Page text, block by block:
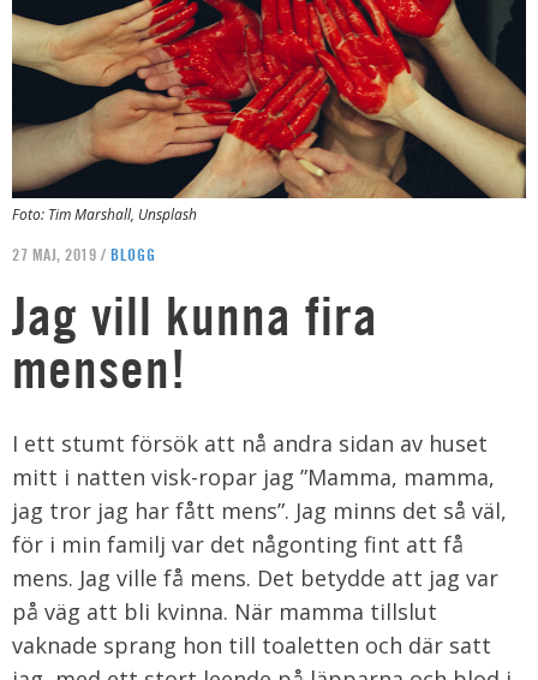
Foto: Tim Marshall, Unsplash
27 MAJ, 2019 / BLOGG
Jag vill kunna fira
mensen!
I ett stumt försök att nå andra sidan av huset
mitt i natten visk-ropar jag ”Mamma, mamma,
jag tror jag har fått mens”. Jag minns det så väl,
för i min familj var det någonting fint att få
mens. Jag ville få mens. Det betydde att jag var
på väg att bli kvinna. När mamma tillslut
vaknade sprang hon till toaletten och där satt